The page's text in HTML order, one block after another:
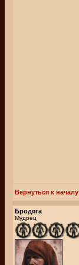
Вернуться к началу
Бродяга
Мудрец